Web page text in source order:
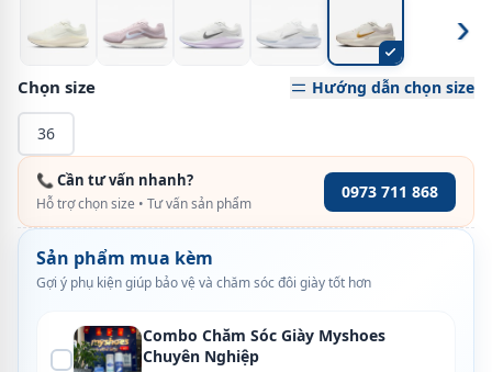
›
Chọn size Hướng dẫn chọn size
36
📞 Cần tư vấn nhanh?
Hỗ trợ chọn size • Tư vấn sản phẩm
0973 711 868
Sản phẩm mua kèm
Gợi ý phụ kiện giúp bảo vệ và chăm sóc đôi giày tốt hơn
Combo Chăm Sóc Giày Myshoes
Chuyên Nghiệp